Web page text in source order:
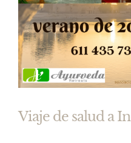
Viaje de salud a